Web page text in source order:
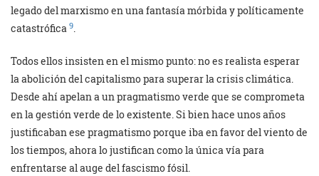
legado del marxismo en una fantasía mórbida y políticamente
catastrófica 9.
Todos ellos insisten en el mismo punto: no es realista esperar
la abolición del capitalismo para superar la crisis climática.
Desde ahí apelan a un pragmatismo verde que se comprometa
en la gestión verde de lo existente. Si bien hace unos años
justificaban ese pragmatismo porque iba en favor del viento de
los tiempos, ahora lo justifican como la única vía para
enfrentarse al auge del fascismo fósil.